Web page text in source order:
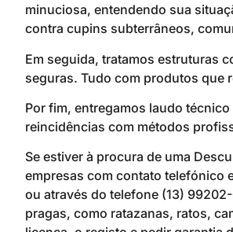
minuciosa, entendendo sua
contra cupins subterrâneos,
Em seguida, tratamos estruturas
seguras. Tudo com produtos que
Por fim, entregamos laudo
reincidências com métodos
Se estiver à procura de uma
empresas com contato telefónico
ou através do telefone (13)
pragas, como ratazanas, ratos,